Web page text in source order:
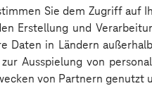
Sie dem Zugriff auf
Erstellung und
Daten in Ländern
Ausspielung von
von Partnern genutzt